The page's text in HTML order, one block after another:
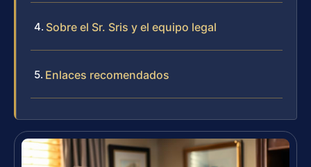
Sobre el Sr. Sris y el equipo legal
Enlaces recomendados